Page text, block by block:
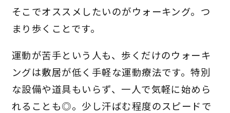
そこでオススメしたいのがウォーキング。つ
まり歩くことです。
運動が苦手という人も、歩くだけのウォーキ
ングは敷居が低く手軽な運動療法です。特別
な設備や道具もいらず、一人で気軽に始めら
れることも◎。少し汗ばむ程度のスピードで